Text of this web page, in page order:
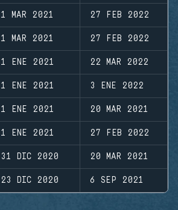
1 MAR 2021 27 FEB 2022
1 MAR 2021 27 FEB 2022
1 ENE 2021 22 MAR 2022
1 ENE 2021 3 ENE 2022
1 ENE 2021 20 MAR 2021
1 ENE 2021 27 FEB 2022
31 DIC 2020 20 MAR 2021
23 DIC 2020 6 SEP 2021